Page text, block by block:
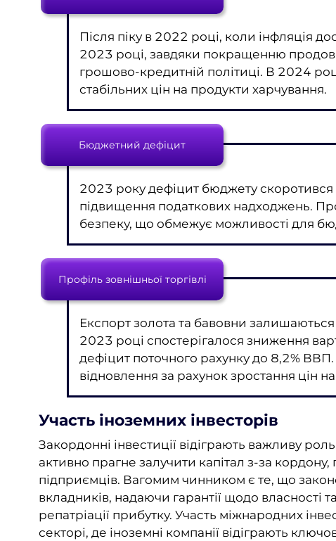
Після піку в 2022 році, коли інфляція
2023 році, завдяки покращенню
грошово-кредитній політиці. В 2024
стабільних цін на продукти харчування.
Бюджетний дефіцит
2023 року дефіцит бюджету
підвищення податкових надходжень.
безпеку, що обмежує можливості для
Профіль зовнішньої торгівлі
Експорт золота та бавовни
2023 році спостерігалося зниження
дефіцит поточного рахунку до 8,2%
відновлення за рахунок зростання цін
Участь іноземних інвесторів
Закордонні інвестиції відіграють важливу
активно прагне залучити капітал з-за
підприємців. Вагомим чинником є ​​те, що
вкладників, надаючи гарантії щодо власності
репатріації прибутку. Участь міжнародних
секторі, де іноземні компанії відіграють